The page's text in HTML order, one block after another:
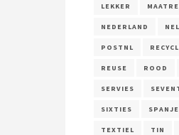
LEKKER
NEDERLAND
POSTNL
REUSE ROOD
SERVIES
SIXTIES SPANJE
TEXTIEL TIN